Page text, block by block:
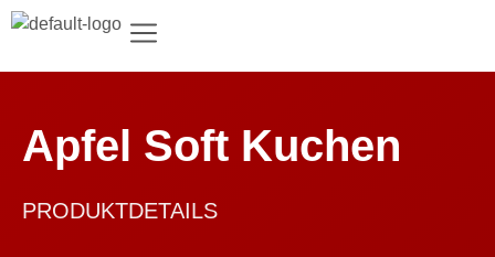
Apfel Soft Kuchen
PRODUKTDETAILS